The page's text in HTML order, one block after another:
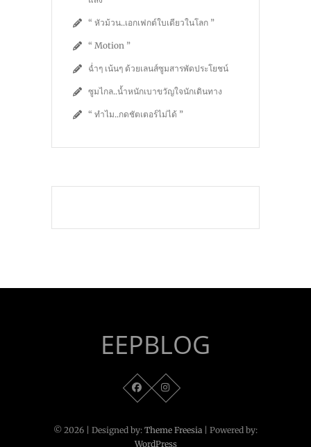
“ หัวม้วน..เอกเฟกต์ใบเดียวในโลก ”
“ Motion ”
ฉ่ำๆ เน้นๆ ด้วยเลนส์ซูมสารพัดประโยชน์
ซูมไกล..น้ำหนักเบาขวัญใจนักเดินทาง
“ ทำไม..กดชัตเตอร์ไม่ได้ ”
EEPBLOG
© 2026 | Designed by: Theme Freesia | Powered by:
WordPress